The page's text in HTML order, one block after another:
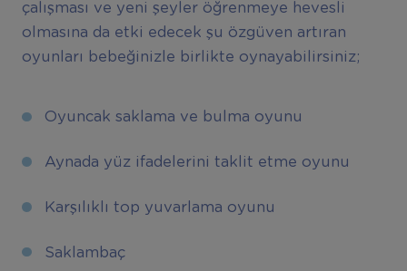
çalışması ve yeni şeyler öğrenmeye hevesli
olmasına da etki edecek şu özgüven artıran
oyunları bebeğinizle birlikte oynayabilirsiniz;
Oyuncak saklama ve bulma oyunu
Aynada yüz ifadelerini taklit etme oyunu
Karşılıklı top yuvarlama oyunu
Saklambaç